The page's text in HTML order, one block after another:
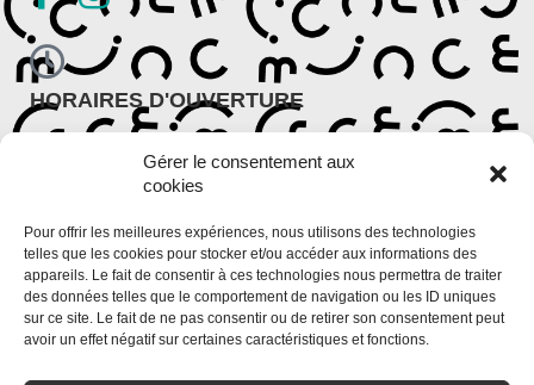
Gérer le consentement aux
cookies
Pour offrir les meilleures expériences, nous utilisons des technologies
telles que les cookies pour stocker et/ou accéder aux informations des
appareils. Le fait de consentir à ces technologies nous permettra de traiter
des données telles que le comportement de navigation ou les ID uniques
sur ce site. Le fait de ne pas consentir ou de retirer son consentement peut
avoir un effet négatif sur certaines caractéristiques et fonctions.
HORAIRES D'OUVERTURE
Lundi : 9h30 – 12h et 14h – 18h
Du mardi au vendredi : 9h – 12h et 13h30 – 18h30
Du lundi au vendredi : 9h – 12h et 14h – 18h